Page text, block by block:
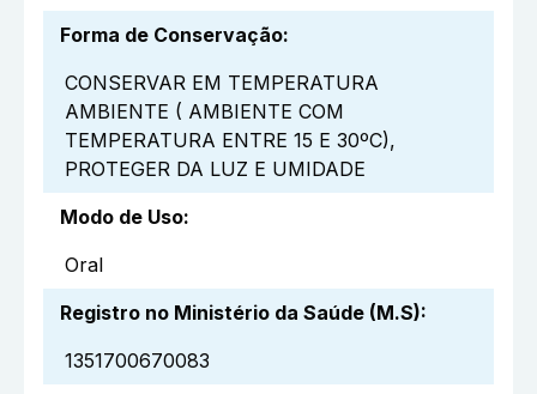
Forma de Conservação:
CONSERVAR EM TEMPERATURA
AMBIENTE ( AMBIENTE COM
TEMPERATURA ENTRE 15 E 30ºC),
PROTEGER DA LUZ E UMIDADE
Modo de Uso:
Oral
Registro no Ministério da Saúde (M.S):
1351700670083